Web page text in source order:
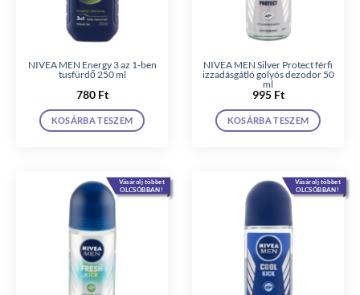
NIVEA MEN Energy 3 az 1-ben
tusfürdő 250 ml
780 Ft
KOSÁRBA TESZEM
NIVEA MEN Silver Protect férfi
izzadásgátló golyós dezodor 50
ml
995 Ft
KOSÁRBA TESZEM
Vásárolj többet
OLCSÓBBAN!
Vásárolj többet
OLCSÓBBAN!